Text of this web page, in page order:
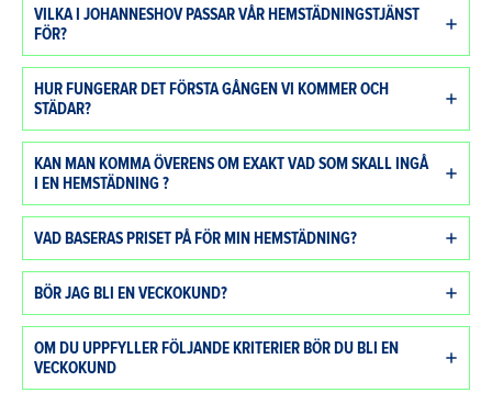
VILKA I JOHANNESHOV PASSAR VÅR HEMSTÄDNINGSTJÄNST
FÖR?
HUR FUNGERAR DET FÖRSTA GÅNGEN VI KOMMER OCH
STÄDAR?
KAN MAN KOMMA ÖVERENS OM EXAKT VAD SOM SKALL INGÅ
I EN HEMSTÄDNING ?
VAD BASERAS PRISET PÅ FÖR MIN HEMSTÄDNING?
BÖR JAG BLI EN VECKOKUND?
OM DU UPPFYLLER FÖLJANDE KRITERIER BÖR DU BLI EN
VECKOKUND